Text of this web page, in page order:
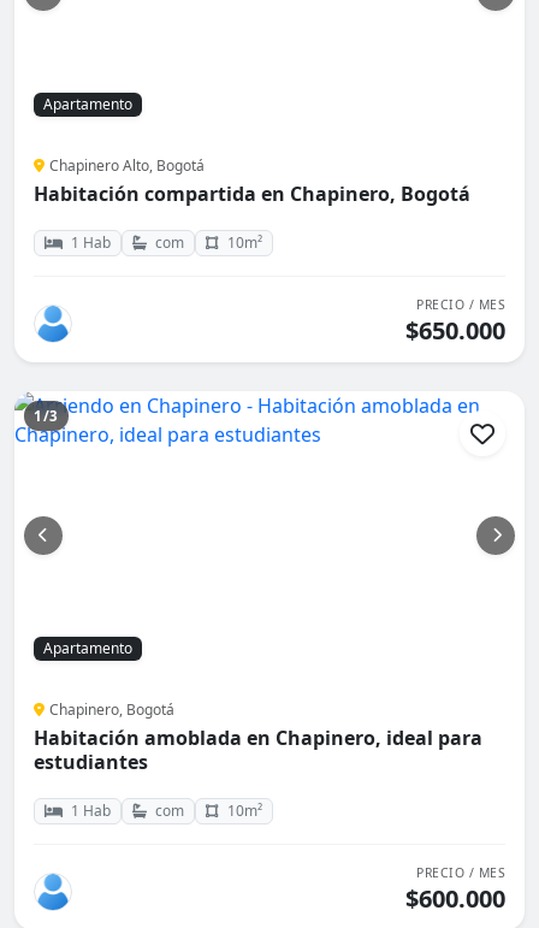
Apartamento
Chapinero Alto, Bogotá
Habitación compartida en Chapinero, Bogotá
1 Hab com 10m²
PRECIO / MES
$650.000
1/3
Apartamento
Chapinero, Bogotá
Habitación amoblada en Chapinero, ideal para
estudiantes
1 Hab com 10m²
PRECIO / MES
$600.000